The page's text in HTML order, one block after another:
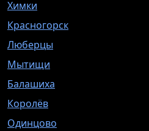
Химки
Красногорск
Люберцы
Мытищи
Балашиха
Королёв
Одинцово